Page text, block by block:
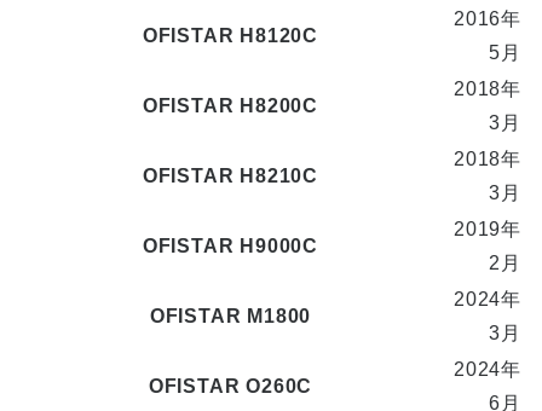
OFISTAR H8120C
2016年
5月
OFISTAR H8200C
2018年
3月
OFISTAR H8210C
2018年
3月
OFISTAR H9000C
2019年
2月
OFISTAR M1800
2024年
3月
OFISTAR O260C
2024年
6月